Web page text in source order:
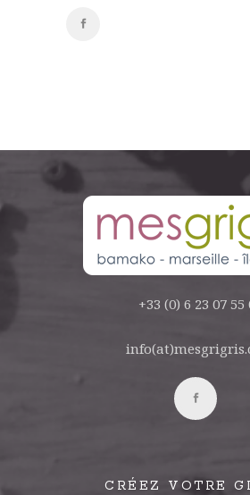
+33 (0) 6 23 07 55
CRÉEZ VOTRE